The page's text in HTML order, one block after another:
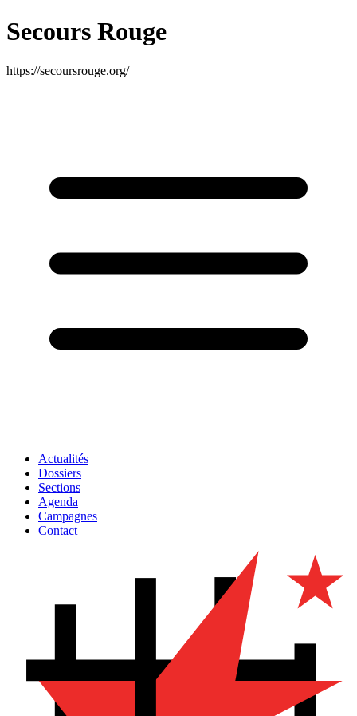
Secours Rouge
https://secoursrouge.org/
Actualités
Dossiers
Sections
Agenda
Campagnes
Contact